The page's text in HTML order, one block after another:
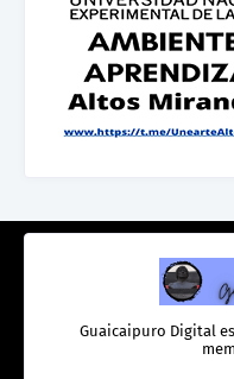
Guaicaipuro Digital